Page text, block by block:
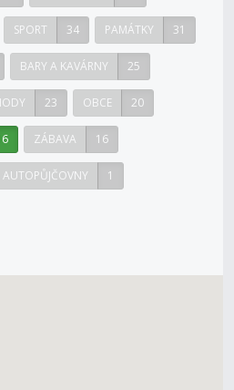
SPORT 34 PAMÁTKY 31
BARY A KAVÁRNY 25
23 OBCE 20
ZÁBAVA 16
AUTOPŮJČOVNY 1